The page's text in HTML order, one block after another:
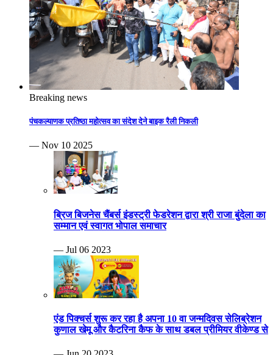
Breaking news
पंचकल्याणक प्रतिष्ठा महोत्सव का संदेश देने बाइक रैली निकली
— Nov 10 2025
ब्रिज बिजनेस चैंबर्स इंडस्ट्री फेडरेशन द्वारा श्री राजा बुंदेला का
सम्मान एवं स्वागत भोपाल समाचार
— Jul 06 2023
एंड पिक्चर्स शुरू कर रहा है अपना 10 वा जन्मदिवस सेलिब्रेशन
कुणाल खेमू और कैटरिना कैफ के साथ डबल प्रीमियर वीकेण्ड से